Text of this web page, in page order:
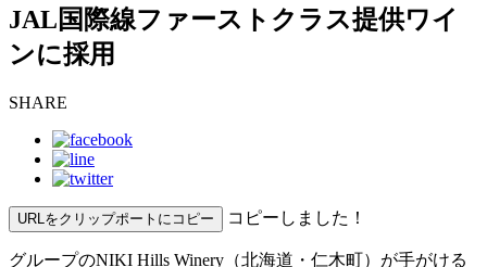
JAL国際線ファーストクラス提供ワイ
ンに採用
SHARE
URLをクリップポートにコピー コピーしました！
グループのNIKI Hills Winery（北海道・仁木町）が手がける